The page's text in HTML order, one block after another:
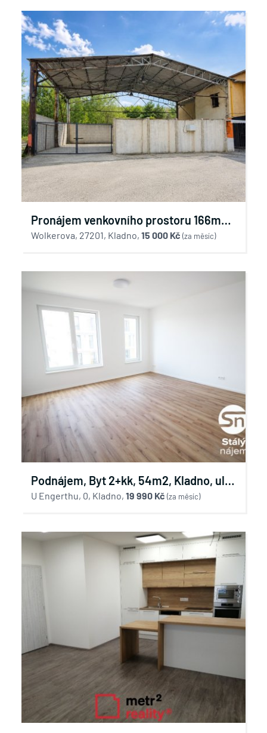
Pronájem venkovního prostoru 166m2,
Kladno
Wolkerova, 27201, Kladno, 15 000 Kč (za měsíc)
Podnájem, Byt 2+kk, 54m2, Kladno, ul.
U Engerthu
U Engerthu, 0, Kladno, 19 990 Kč (za měsíc)